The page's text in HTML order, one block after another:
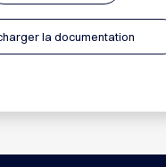
la documentation